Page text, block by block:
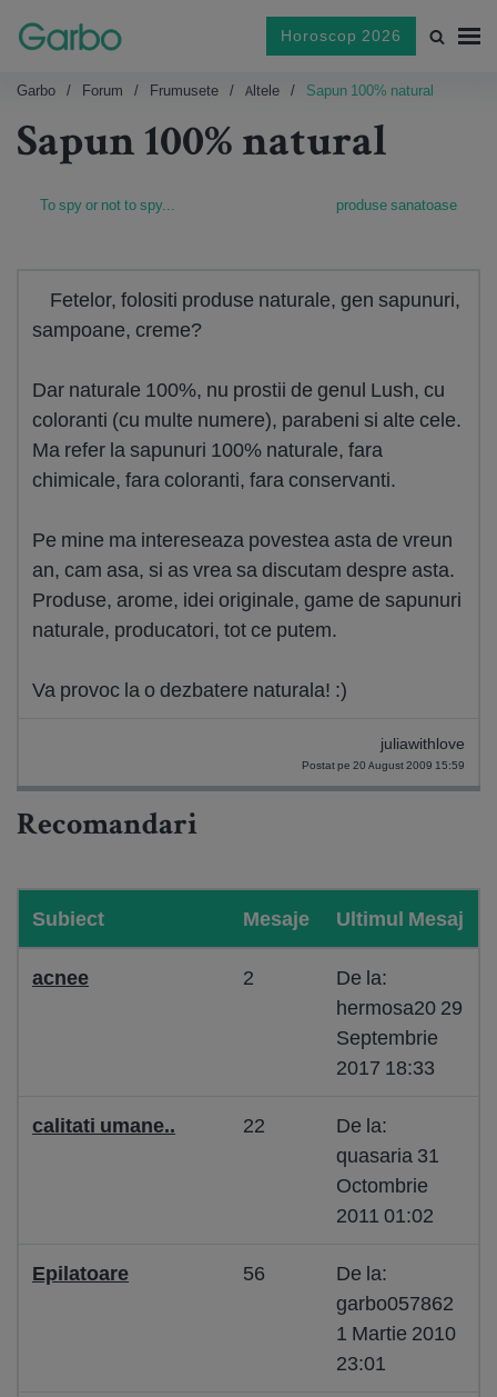
Horoscop 2026
Garbo Forum Frumusete Altele Sapun 100% natural
Sapun 100% natural
To spy or not to spy... produse sanatoase
Fetelor, folositi produse naturale, gen sapunuri,
sampoane, creme?
Dar naturale 100%, nu prostii de genul Lush, cu
coloranti (cu multe numere), parabeni si alte cele.
Ma refer la sapunuri 100% naturale, fara
chimicale, fara coloranti, fara conservanti.
Pe mine ma intereseaza povestea asta de vreun
an, cam asa, si as vrea sa discutam despre asta.
Produse, arome, idei originale, game de sapunuri
naturale, producatori, tot ce putem.
Va provoc la o dezbatere naturala! :)
juliawithlove
Postat pe 20 August 2009 15:59
Recomandari
Subiect Mesaje Ultimul Mesaj
acnee 2
De la:
hermosa20 29
Septembrie
2017 18:33
calitati umane.. 22
De la:
quasaria 31
Octombrie
2011 01:02
Epilatoare 56
De la:
garbo057862
1 Martie 2010
23:01